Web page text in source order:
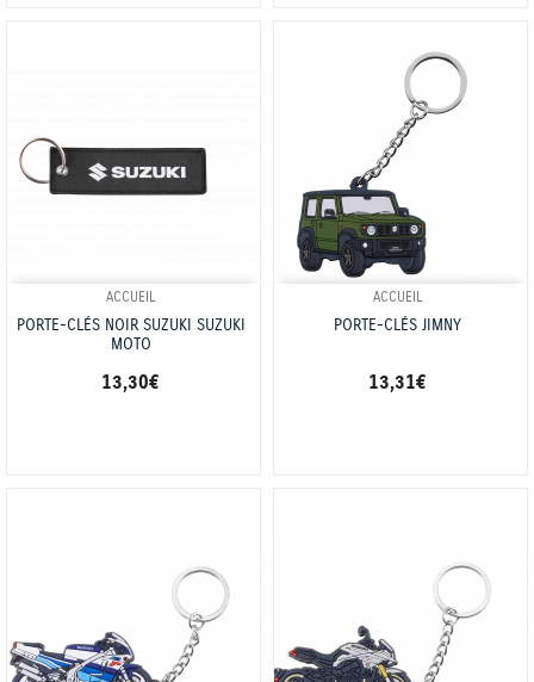
ACCUEIL
PORTE-CLÉS NOIR SUZUKI SUZUKI
MOTO
13,30 €
ACCUEIL
PORTE-CLÉS JIMNY
13,31 €